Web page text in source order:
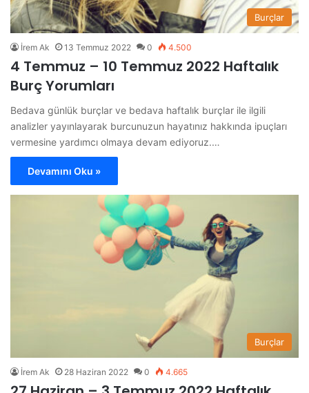
Burçlar
İrem Ak 13 Temmuz 2022 0 4.500
4 Temmuz – 10 Temmuz 2022 Haftalık
Burç Yorumları
Bedava günlük burçlar ve bedava haftalık burçlar ile ilgili
analizler yayınlayarak burcunuzun hayatınız hakkında ipuçları
vermesine yardımcı olmaya devam ediyoruz.…
Devamını Oku »
Burçlar
İrem Ak 28 Haziran 2022 0 4.665